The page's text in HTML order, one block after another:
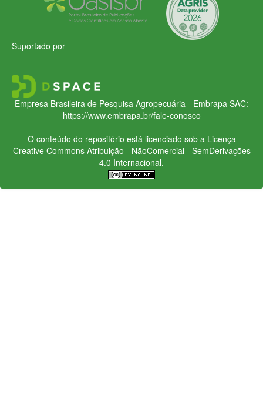
Suportado por
Empresa Brasileira de Pesquisa Agropecuária - Embrapa SAC:
https://www.embrapa.br/fale-conosco
O conteúdo do repositório está licenciado sob a Licença
Creative CommonsAtribuição - NãoComercial - SemDerivações
4.0 Internacional.